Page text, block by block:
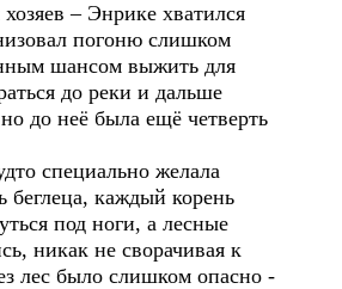
– Энрике хватился
погоню слишком
шансом выжить для
до реки и дальше
до неё была ещё четверть
специально желала
беглеца, каждый корень
под ноги, а лесные
никак не сворачивая к
лес было слишком опасно -